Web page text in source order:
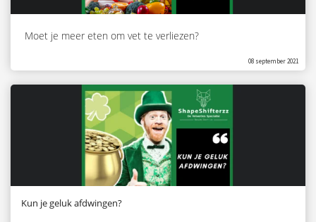
Moet je meer eten om vet te verliezen?
08 september 2021
Kun je geluk afdwingen?